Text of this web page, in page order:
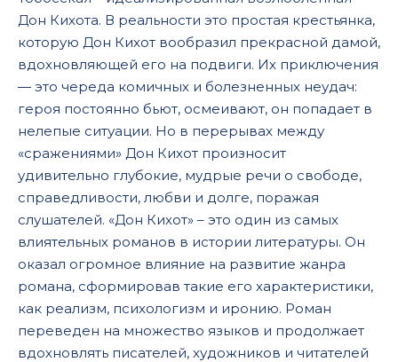
13 - don-kixot - _gl01-05-01
130 - don-kixot - _gl01-41-06
131 - don-kixot - _gl01-42-01
133 - don-kixot - _gl01-43-01
134 - don-kixot - _gl01-43-02
135 - don-kixot - _gl01-43-03
136 - don-kixot - _gl01-44-01
138 - don-kixot - _gl01-44-03
139 - don-kixot - _gl01-45-01
14 - don-kixot - _gl01-05-02
Дон Кихота. В реальности это простая крестьянка,
которую Дон Кихот вообразил прекрасной дамой,
вдохновляющей его на подвиги. Их приключения
— это череда комичных и болезненных неудач:
героя постоянно бьют, осмеивают, он попадает в
нелепые ситуации. Но в перерывах между
«сражениями» Дон Кихот произносит
удивительно глубокие, мудрые речи о свободе,
справедливости, любви и долге, поражая
слушателей. «Дон Кихот» – это один из самых
влиятельных романов в истории литературы. Он
оказал огромное влияние на развитие жанра
романа, сформировав такие его характеристики,
как реализм, психологизм и иронию. Роман
переведен на множество языков и продолжает
вдохновлять писателей, художников и читателей